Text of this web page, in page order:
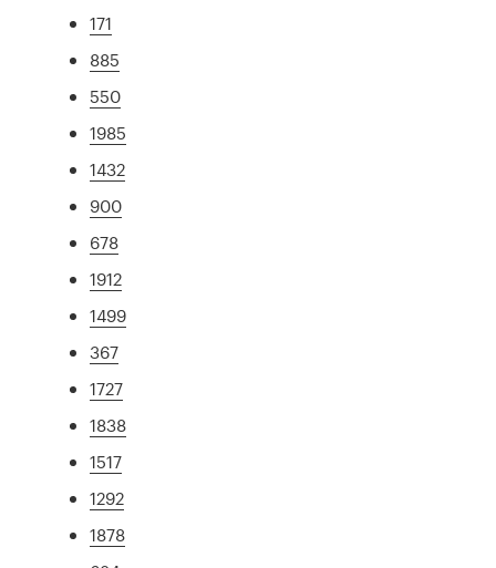
171
885
550
1985
1432
900
678
1912
1499
367
1727
1838
1517
1292
1878